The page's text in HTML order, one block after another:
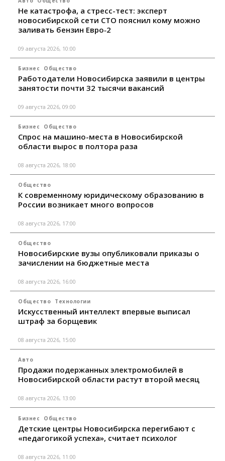
Не катастрофа, а стресс-тест: эксперт
новосибирской сети СТО пояснил кому можно
заливать бензин Евро‑2
09 августа 2026, 10:00
Бизнес Общество
Работодатели Новосибирска заявили в центры
занятости почти 32 тысячи вакансий
09 августа 2026, 09:00
Бизнес Общество
Спрос на машино-места в Новосибирской
области вырос в полтора раза
08 августа 2026, 18:00
Общество
К современному юридическому образованию в
России возникает много вопросов
08 августа 2026, 17:00
Общество
Новосибирские вузы опубликовали приказы о
зачислении на бюджетные места
08 августа 2026, 16:00
Общество Технологии
Искусственный интеллект впервые выписал
штраф за борщевик
08 августа 2026, 15:00
Авто
Продажи подержанных электромобилей в
Новосибирской области растут второй месяц
08 августа 2026, 13:00
Бизнес Общество
Детские центры Новосибирска перегибают с
«педагогикой успеха», считает психолог
08 августа 2026, 11:00